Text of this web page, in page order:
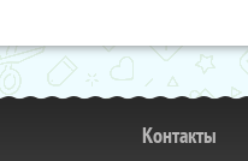
Контакты